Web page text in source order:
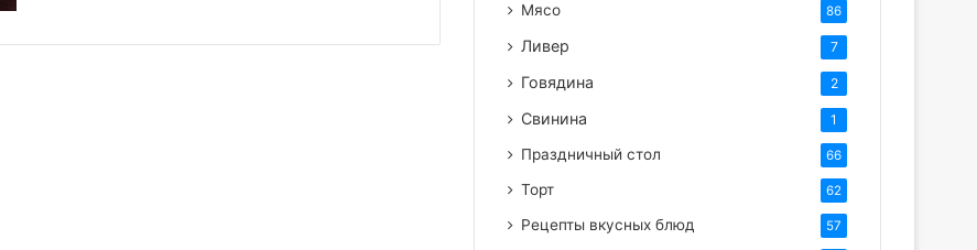
Мясо 86
Ливер 7
Говядина 2
Свинина 1
Праздничный стол 66
Торт 62
Рецепты вкусных блюд 57